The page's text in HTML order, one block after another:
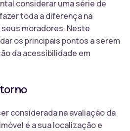
considerar uma série de
toda a diferença na
moradores. Neste
os principais pontos a serem
da acessibilidade em
considerada na avaliação da
é a sua localização e